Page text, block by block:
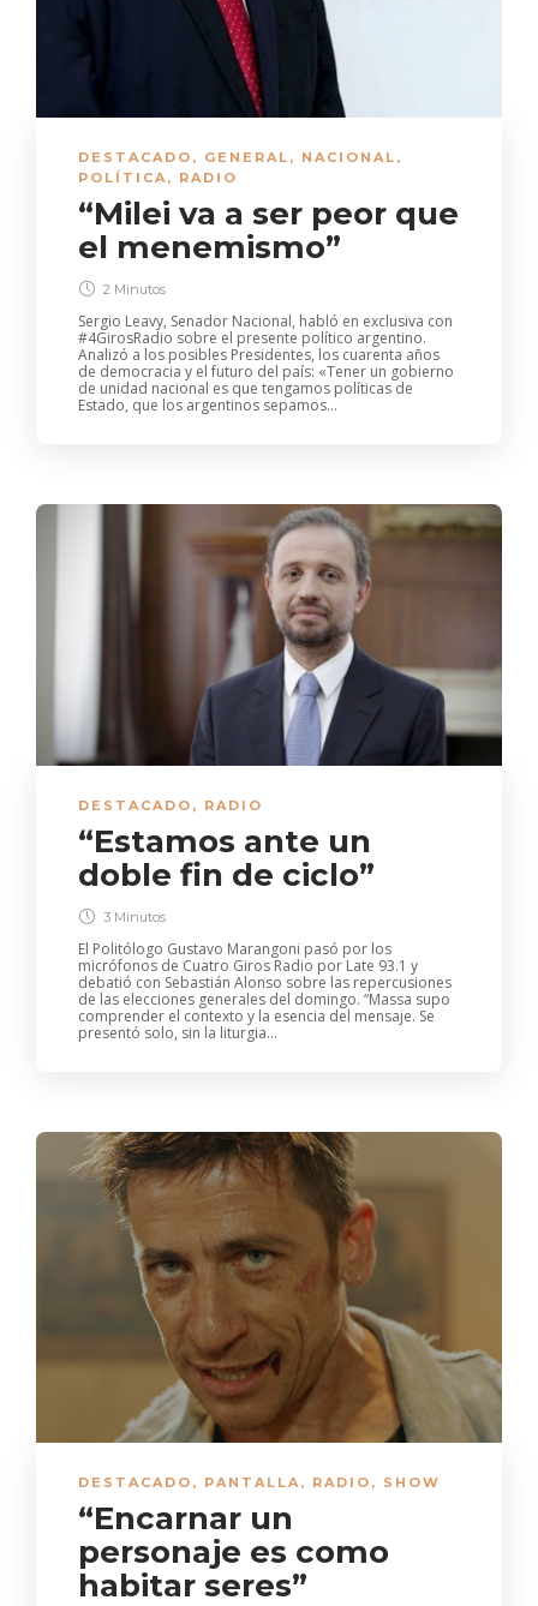
DESTACADO , GENERAL , NACIONAL ,
POLÍTICA, RADIO
“Milei va a ser peor que
el menemismo”
2 Minutos
Sergio Leavy, Senador Nacional, habló en exclusiva con
#4GirosRadio sobre el presente político argentino.
Analizó a los posibles Presidentes, los cuarenta años
de democracia y el futuro del país: «Tener un gobierno
de unidad nacional es que tengamos políticas de
Estado, que los argentinos sepamos...
DESTACADO , RADIO
“Estamos ante un
doble fin de ciclo”
3 Minutos
El Politólogo Gustavo Marangoni pasó por los
micrófonos de Cuatro Giros Radio por Late 93.1 y
debatió con Sebastián Alonso sobre las repercusiones
de las elecciones generales del domingo. “Massa supo
comprender el contexto y la esencia del mensaje. Se
presentó solo, sin la liturgia...
DESTACADO , PANTALLA , RADIO , SHOW
“Encarnar un
personaje es como
habitar seres”